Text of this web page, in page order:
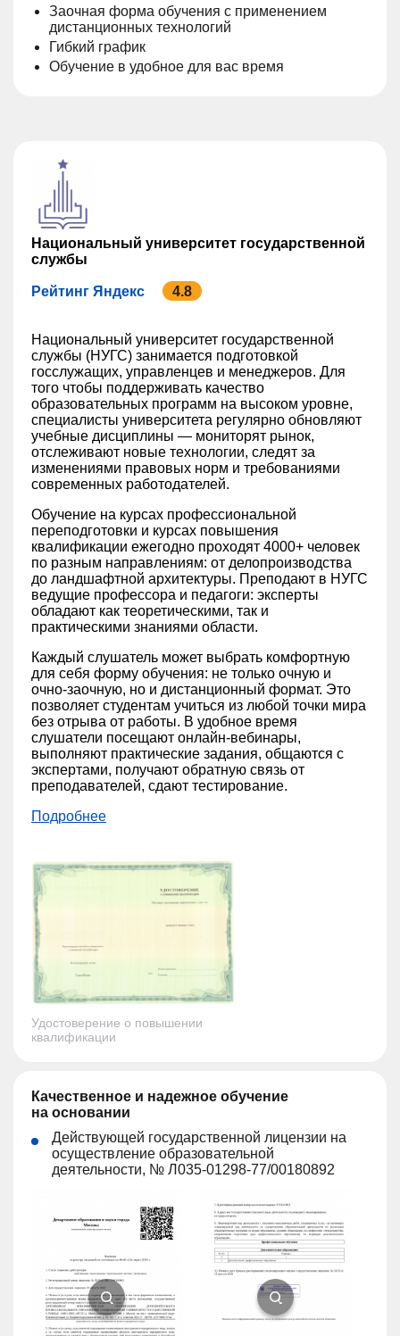
Заочная форма обучения с применением
дистанционных технологий
Гибкий график
Обучение в удобное для вас время
Национальный университет государственной
службы
Рейтинг Яндекс 4.8
Национальный университет государственной
службы (НУГС) занимается подготовкой
госслужащих, управленцев и менеджеров. Для
того чтобы поддерживать качество
образовательных программ на высоком уровне,
специалисты университета регулярно обновляют
учебные дисциплины — мониторят рынок,
отслеживают новые технологии, следят за
изменениями правовых норм и требованиями
современных работодателей.
Обучение на курсах профессиональной
переподготовки и курсах повышения
квалификации ежегодно проходят 4000+ человек
по разным направлениям: от делопроизводства
до ландшафтной архитектуры. Преподают в НУГС
ведущие профессора и педагоги: эксперты
обладают как теоретическими, так и
практическими знаниями области.
Каждый слушатель может выбрать комфортную
для себя форму обучения: не только очную и
очно-заочную, но и дистанционный формат. Это
позволяет студентам учиться из любой точки мира
без отрыва от работы. В удобное время
слушатели посещают онлайн-вебинары,
выполняют практические задания, общаются с
экспертами, получают обратную связь от
преподавателей, сдают тестирование.
Подробнее
Удостоверение о повышении
квалификации
Качественное и надежное обучение
на основании
Действующей государственной лицензии на
осуществление образовательной
деятельности, № Л035-01298-77/00180892